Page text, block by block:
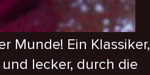
Munde! Ein Klassiker,
lecker, durch die